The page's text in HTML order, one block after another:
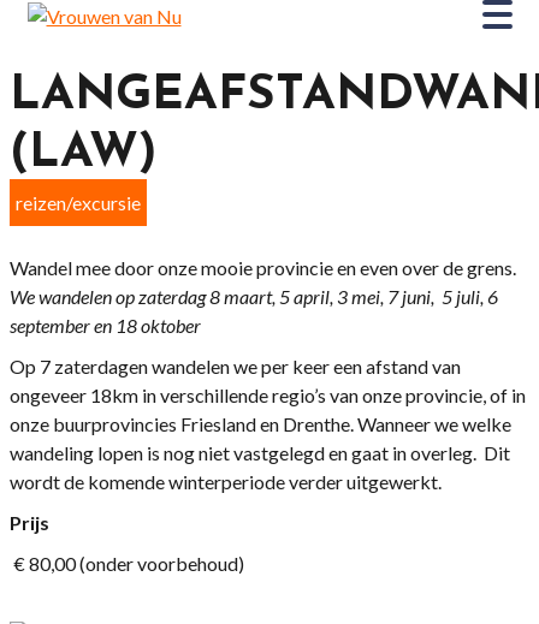
(LAW)
reizen/excursie
Wandel mee door onze mooie provincie en even over de grens.
We wandelen op zaterdag 8 maart, 5 april, 3 mei, 7 juni, 5 juli, 6
september en 18 oktober
Op 7 zaterdagen wandelen we per keer een afstand van
ongeveer 18km in verschillende regio’s van onze provincie, of in
onze buurprovincies Friesland en Drenthe. Wanneer we welke
wandeling lopen is nog niet vastgelegd en gaat in overleg. Dit
wordt de komende winterperiode verder uitgewerkt.
Prijs
€ 80,00 (onder voorbehoud)